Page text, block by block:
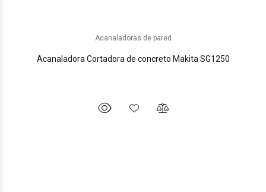
Acanaladoras de pared
Acanaladora Cortadora de concreto Makita SG1250